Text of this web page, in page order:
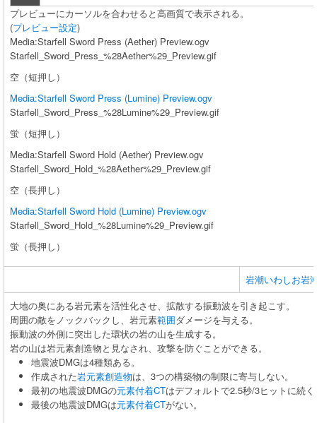
プレビューにカーソルを合わせると高画質で表示される。
(プレビュー設定)
Media:Starfell Sword Press (Aether) Preview.ogv
Starfell_Sword_Press_%28Aether%29_Preview.gif
空（短押し）
Media:Starfell Sword Press (Lumine) Preview.ogv
Starfell_Sword_Press_%28Lumine%29_Preview.gif
蛍（短押し）
Media:Starfell Sword Hold (Aether) Preview.ogv
Starfell_Sword_Hold_%28Aether%29_Preview.gif
空（長押し）
Media:Starfell Sword Hold (Lumine) Preview.ogv
Starfell_Sword_Hold_%28Lumine%29_Preview.gif
蛍（長押し）
岩潮いわしお岩
大地の奥にある岩元素を活性化させ、拡散する振動波を引き起こす。
周囲の敵をノックバックし、岩元素範囲ダメージを与える。
振動波の外側に突出した環状の岩の山を生成する。
岩の山は岩元素創造物と見なされ、攻撃を防ぐことができる。
地震波DMGは4種類ある。
作成された岩元素創造物は、3つの構築物の制限に寄与しない。
最初の地震波DMGの元素付着CTはデフォルトで2.5秒/3ヒットに続
最後の地震波DMGは元素付着CTがない。